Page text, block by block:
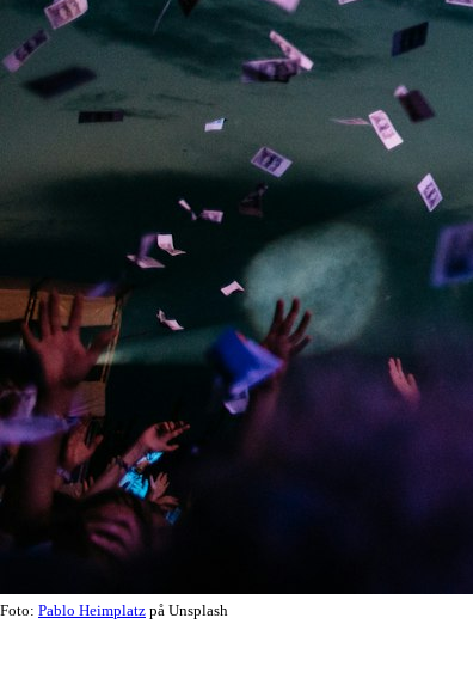
Foto: Pablo Heimplatz på Unsplash